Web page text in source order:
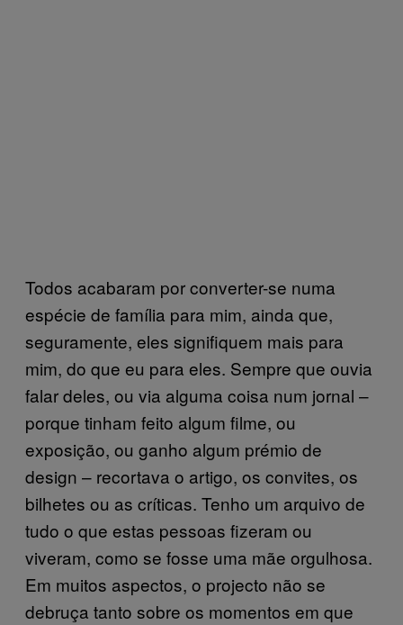
Todos acabaram por converter-se numa
espécie de família para mim, ainda que,
seguramente, eles signifiquem mais para
mim, do que eu para eles. Sempre que ouvia
falar deles, ou via alguma coisa num jornal –
porque tinham feito algum filme, ou
exposição, ou ganho algum prémio de
design – recortava o artigo, os convites, os
bilhetes ou as críticas. Tenho um arquivo de
tudo o que estas pessoas fizeram ou
viveram, como se fosse uma mãe orgulhosa.
Em muitos aspectos, o projecto não se
debruça tanto sobre os momentos em que